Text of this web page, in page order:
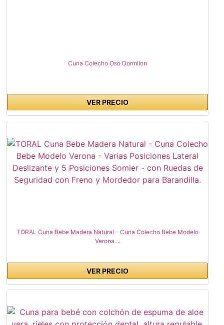
Cuna Colecho Oso Dormilon
VER PRECIO
TORAL Cuna Bebe Madera Natural - Cuna Colecho Bebe Modelo
Verona ...
VER PRECIO